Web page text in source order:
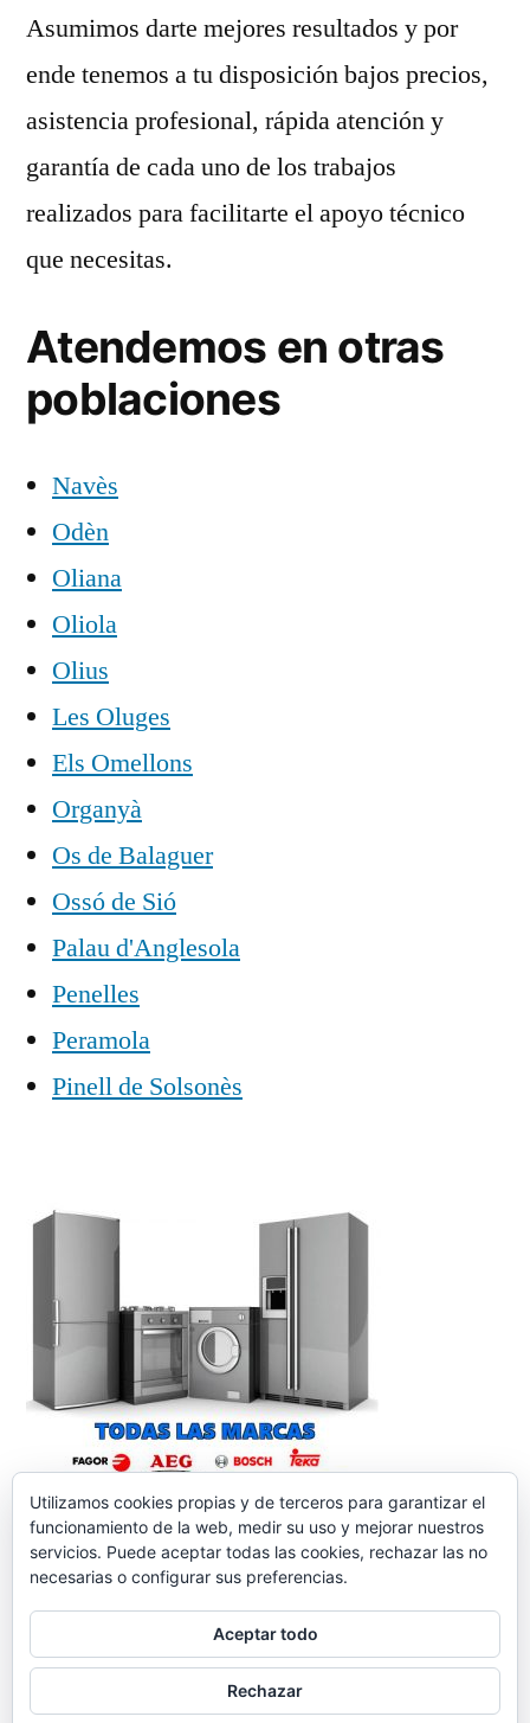
Asumimos darte mejores resultados y por
ende tenemos a tu disposición bajos precios,
asistencia profesional, rápida atención y
garantía de cada uno de los trabajos
realizados para facilitarte el apoyo técnico
que necesitas.
Atendemos en otras
poblaciones
Navès
Odèn
Oliana
Oliola
Olius
Les Oluges
Els Omellons
Organyà
Os de Balaguer
Ossó de Sió
Palau d'Anglesola
Penelles
Peramola
Pinell de Solsonès
reparacionelectrodomesticos.org,Funciona gracias a
Contacto Aviso legal
Utilizamos cookies propias y de terceros para garantizar el
funcionamiento de la web, medir su uso y mejorar nuestros
servicios. Puede aceptar todas las cookies, rechazar las no
necesarias o configurar sus preferencias.
Aceptar todo
Rechazar